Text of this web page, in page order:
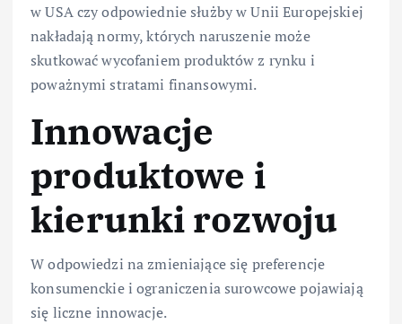
w USA czy odpowiednie służby w Unii Europejskiej
nakładają normy, których naruszenie może
skutkować wycofaniem produktów z rynku i
poważnymi stratami finansowymi.
Innowacje
produktowe i
kierunki rozwoju
W odpowiedzi na zmieniające się preferencje
konsumenckie i ograniczenia surowcowe pojawiają
się liczne innowacje.